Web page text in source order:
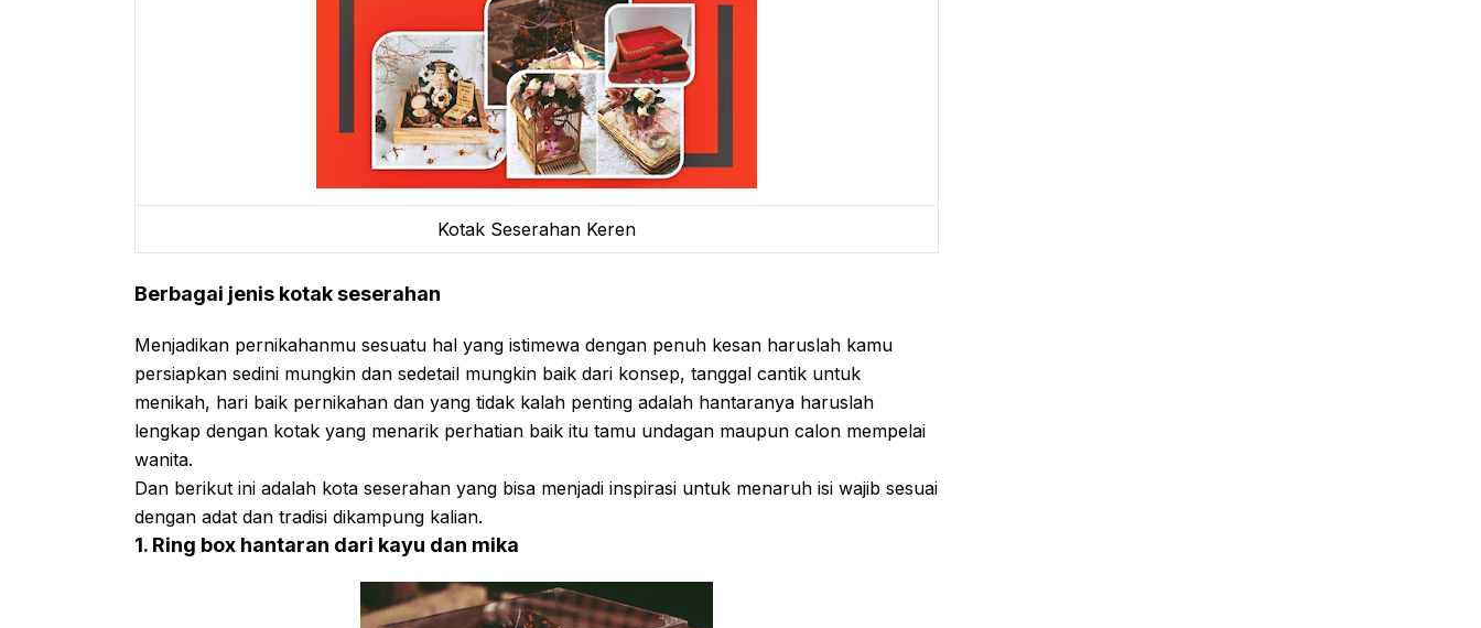
Kotak Seserahan Keren
Berbagai jenis kotak seserahan
Menjadikan pernikahanmu sesuatu hal yang istimewa dengan penuh kesan haruslah kamu
persiapkan sedini mungkin dan sedetail mungkin baik dari konsep, tanggal cantik untuk
menikah, hari baik pernikahan dan yang tidak kalah penting adalah hantaranya haruslah
lengkap dengan kotak yang menarik perhatian baik itu tamu undagan maupun calon mempelai
wanita.
Dan berikut ini adalah kota seserahan yang bisa menjadi inspirasi untuk menaruh isi wajib sesuai
dengan adat dan tradisi dikampung kalian.
1. Ring box hantaran dari kayu dan mika